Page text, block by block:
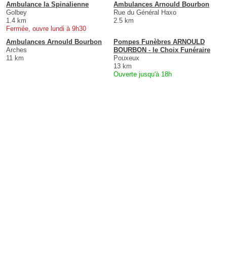
Ambulance la Spinalienne
Golbey
1.4 km
Fermée, ouvre lundi à 9h30
Ambulances Arnould Bourbon
Rue du Général Haxo
2.5 km
Ambulances Arnould Bourbon
Arches
11 km
Pompes Funèbres ARNOULD
BOURBON - le Choix Funéraire
Pouxeux
13 km
Ouverte jusqu'à 18h